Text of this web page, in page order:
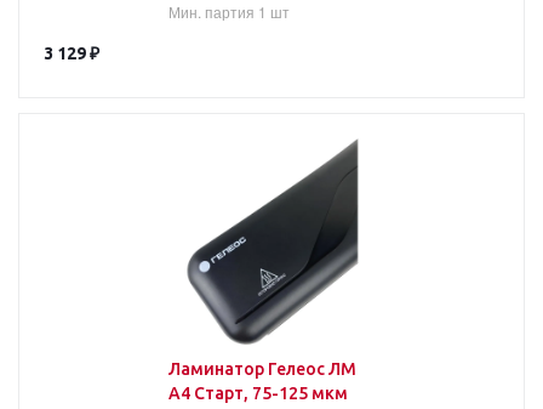
Мин. партия 1 шт
3 129₽
Ламинатор Гелеос ЛМ
A4 Старт, 75-125 мкм